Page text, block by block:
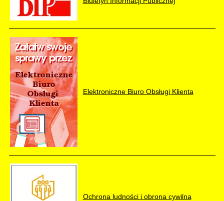
Elektroniczne Biuro Obsługi Klienta
Ochrona ludności i obrona cywilna